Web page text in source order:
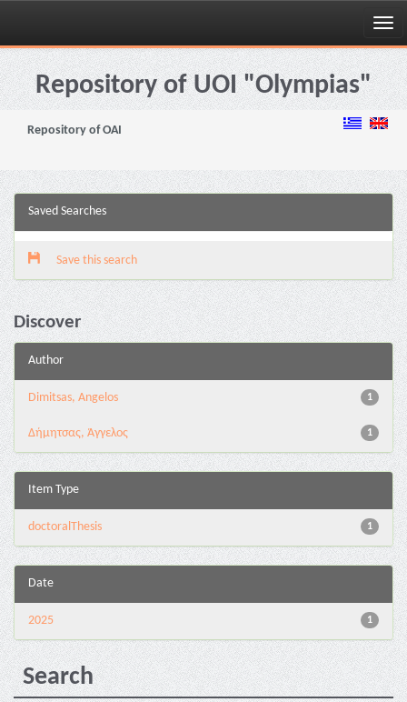
Skip
navigationRepository of UOI "Olympias"
Repository of OAI
Saved Searches
Save this search
Discover
Author
1
Dimitsas, Angelos
1
Δήμητσας, Άγγελος
Item Type
1
doctoralThesis
Date
1
2025
Search